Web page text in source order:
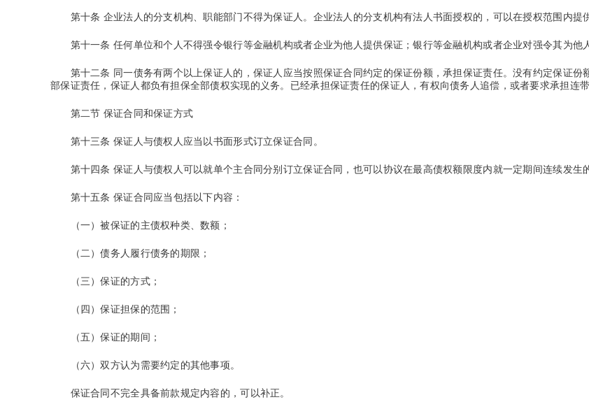
第十条 企业法人的分支机构、职能部门不得为保证人。企业法人的分支机构有法人书面授权的，可以在授权范围内提
第十一条 任何单位和个人不得强令银行等金融机构或者企业为他人提供保证；银行等金融机构或者企业对强令其为他
第十二条 同一债务有两个以上保证人的，保证人应当按照保证合同约定的保证份额，承担保证责任。没有约定保证
部保证责任，保证人都负有担保全部债权实现的义务。已经承担保证责任的保证人，有权向债务人追偿，或者要求承担连
第二节 保证合同和保证方式
第十三条 保证人与债权人应当以书面形式订立保证合同。
第十四条 保证人与债权人可以就单个主合同分别订立保证合同，也可以协议在最高债权额限度内就一定期间连续发生
第十五条 保证合同应当包括以下内容：
（一）被保证的主债权种类、数额；
（二）债务人履行债务的期限；
（三）保证的方式；
（四）保证担保的范围；
（五）保证的期间；
（六）双方认为需要约定的其他事项。
保证合同不完全具备前款规定内容的，可以补正。